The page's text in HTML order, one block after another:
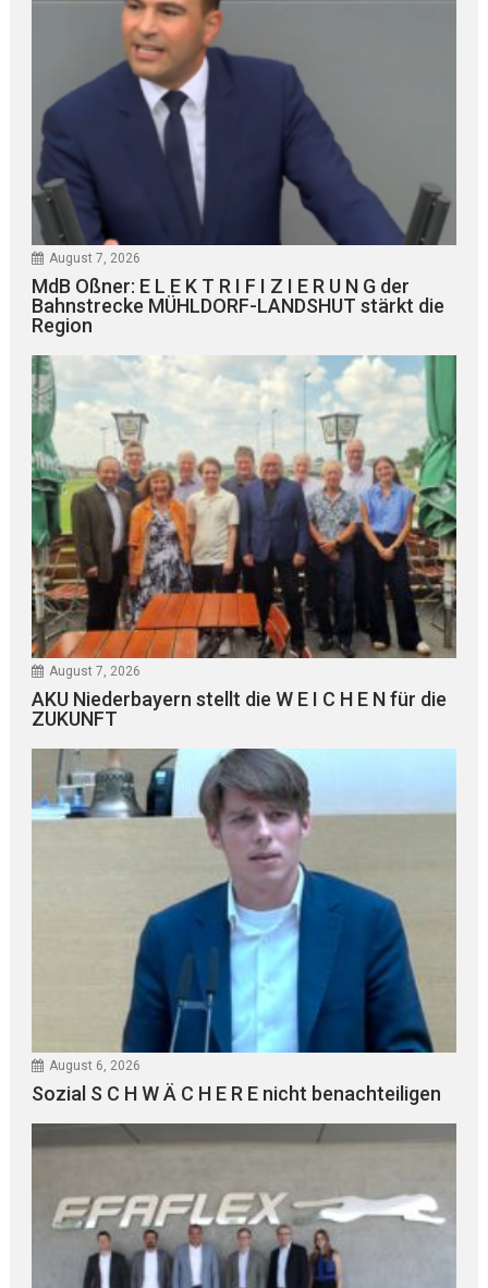
August 7, 2026
MdB Oßner: E L E K T R I F I Z I E R U N G der
Bahnstrecke MÜHLDORF-LANDSHUT stärkt die
Region
August 7, 2026
AKU Niederbayern stellt die W E I C H E N für die
ZUKUNFT
August 6, 2026
Sozial S C H W Ä C H E R E nicht benachteiligen